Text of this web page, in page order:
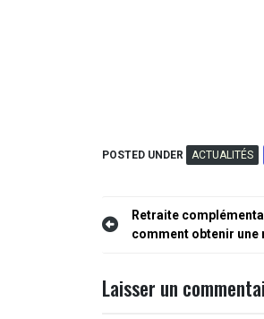
POSTED UNDER ACTUALITÉS
Navigation
l’article
Retraite
comment obtenir une
Laisser un